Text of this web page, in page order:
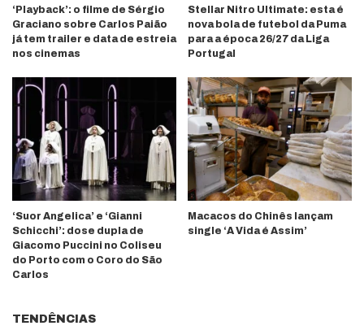
‘Playback’: o filme de Sérgio
Graciano sobre Carlos Paião
já tem trailer e data de estreia
nos cinemas
Stellar Nitro Ultimate: esta é
nova bola de futebol da Puma
para a época 26/27 da Liga
Portugal
‘Suor Angelica’ e ‘Gianni
Schicchi’: dose dupla de
Giacomo Puccini no Coliseu
do Porto com o Coro do São
Carlos
Macacos do Chinês lançam
single ‘A Vida é Assim’
TENDÊNCIAS